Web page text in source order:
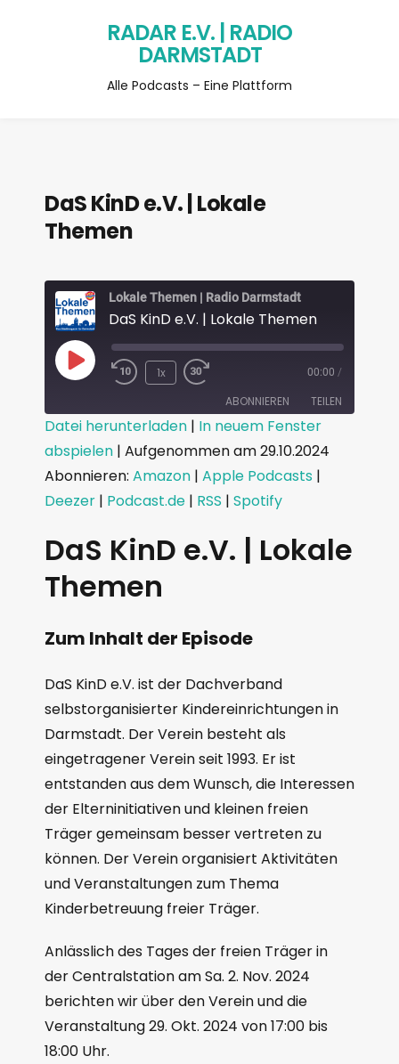
RADAR E.V. | RADIO
DARMSTADT
Alle Podcasts – Eine Plattform
DaS KinD e.V. | Lokale
Themen
Lokale Themen | Radio Darmstadt
DaS KinD e.V. | Lokale Themen
1x 00:00 /
ABONNIEREN TEILEN
Amazon Apple Podcasts
Deezer Podcast.de
RSS Spotify
TEILEN
Datei herunterladen | In neuem Fenster
abspielen | Aufgenommen am 29.10.2024
Abonnieren: Amazon | Apple Podcasts |
Deezer | Podcast.de | RSS | Spotify
DaS KinD e.V. | Lokale
Themen
Zum Inhalt der Episode
DaS KinD e.V. ist der Dachverband
selbstorganisierter Kindereinrichtungen in
Darmstadt. Der Verein besteht als
eingetragener Verein seit 1993. Er ist
entstanden aus dem Wunsch, die Interessen
der Elterninitiativen und kleinen freien
Träger gemeinsam besser vertreten zu
können. Der Verein organisiert Aktivitäten
und Veranstaltungen zum Thema
Kinderbetreuung freier Träger.
Anlässlich des Tages der freien Träger in
der Centralstation am Sa. 2. Nov. 2024
berichten wir über den Verein und die
Veranstaltung 29. Okt. 2024 von 17:00 bis
18:00 Uhr.